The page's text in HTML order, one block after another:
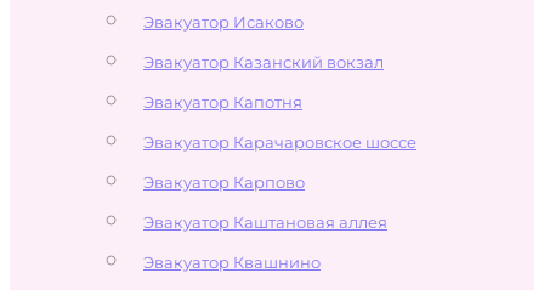
Эвакуатор Исаково
Эвакуатор Казанский вокзал
Эвакуатор Капотня
Эвакуатор Карачаровское шоссе
Эвакуатор Карпово
Эвакуатор Каштановая аллея
Эвакуатор Квашнино